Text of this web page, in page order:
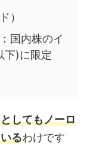
）
国内株のイ
下)に限定
してもノーロ
るわけです